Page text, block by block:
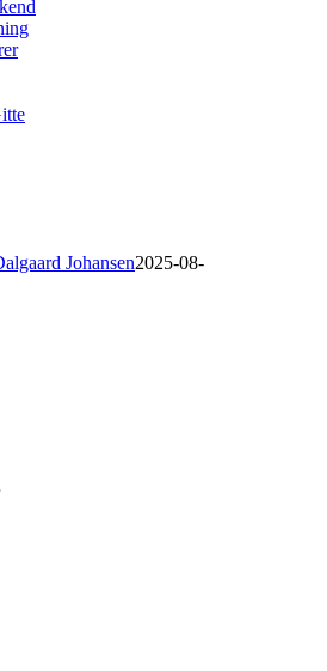
Johansen2025-08-